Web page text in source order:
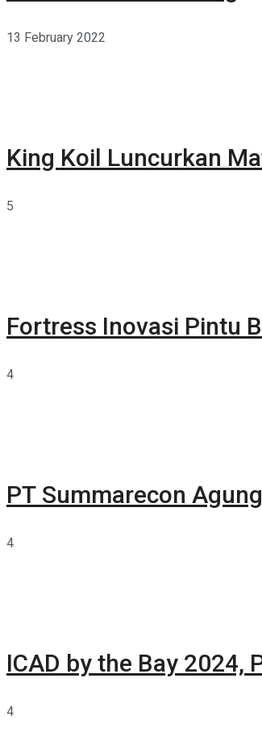
13 February 2022
King Koil Luncurkan
5
Fortress Inovasi Pintu
4
PT Summarecon
4
ICAD by the Bay 2024,
4